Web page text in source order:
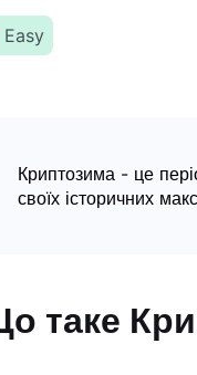
Easy
Криптозима - це
своїх історичних
таке